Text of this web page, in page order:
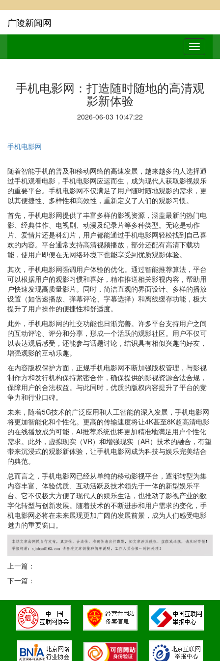
广陵新闻网
手机电影网：打造随时随地的高清观
影新体验
2026-06-03 10:47:22
手机电影网
随着智能手机的普及和移动网络的高速发展，越来越多的人选择通
过手机观看电影，手机电影网应运而生，成为现代人获取影视娱乐
的重要平台。手机电影网不仅满足了用户随时随地观影的需求，更
以其便捷性、多样性和高效性，重新定义了人们的观影习惯。
首先，手机电影网提供了丰富多样的影视资源，涵盖最新的热门电
影、经典佳作、电视剧、动漫及纪录片等多种类型。无论是动作
片、爱情片还是科幻片，用户都能通过手机电影网轻松找到自己喜
欢的内容。平台通常支持高清视频播放，部分还配有高清下载功
能，使用户即便在无网络环境下也能享受到优质观影体验。
其次，手机电影网强调用户体验的优化。通过智能推荐算法，平台
可以根据用户的观影习惯和喜好，精准推送相关影视内容，帮助用
户快速发现高质量影片。同时，简洁直观的界面设计、多样的播放
设置（如倍速播放、弹幕评论、字幕选择）和离线缓存功能，极大
提升了用户操作的便捷性和舒适度。
此外，手机电影网的社交功能也日渐完善。许多平台支持用户之间
的互动评论、评分和分享，形成一个活跃的观影社区。用户不仅可
以表达观后感受，还能参与话题讨论，结识具有相似兴趣的好友，
增强观影的互动乐趣。
在内容版权保护方面，正规手机电影网不断加强版权管理，与影视
制作方和发行机构保持紧密合作，确保提供的影视资源合法合规，
保障用户的合法权益。与此同时，优质的版权内容提升了平台的竞
争力和行业口碑。
未来，随着5G技术的广泛应用和人工智能的深入发展，手机电影网
将更加智能化和个性化。更高的传输速度将让4K甚至8K超高清电影
的在线播放成为可能，AI推荐系统也将更加精准地满足用户个性化
需求。此外，虚拟现实（VR）和增强现实（AR）技术的融合，有望
带来沉浸式的观影新体验，让手机电影网成为科技与娱乐完美结合
的典范。
总而言之，手机电影网已经从单纯的移动影视平台，逐渐转型为集
内容丰富、体验优质、互动活跃及技术领先于一体的新型娱乐平
台。它不仅极大方便了现代人的娱乐生活，也推动了影视产业的数
字化转型与创新发展。随着技术的不断进步和用户需求的变化，手
机电影网必将在未来展现更加广阔的发展前景，成为人们感受电影
魅力的重要窗口。
上一篇：
下一篇：